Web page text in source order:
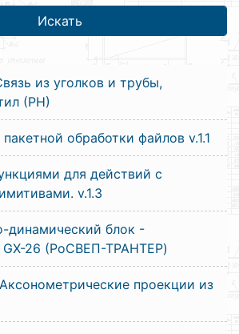
из уголков и трубы,
(РН)
обработки файлов v.1.1
для действий с
v.1.3
динамический блок -
GX-26 (РоСВЕП-ТРАНТЕР)
проекции из